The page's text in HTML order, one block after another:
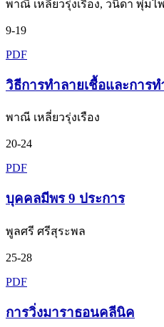
พาณี เหลี่ยวรุ่งเรือง, วนิดา พุ่มไ
9-19
PDF
วิธีการทำลายเชื้อและการ
พาณี เหลี่ยวรุ่งเรือง
20-24
PDF
บุคคลมีพร 9 ประการ
พูลศรี ศรีสุระพล
25-28
PDF
การวิ่งมาราธอนคลีนิค